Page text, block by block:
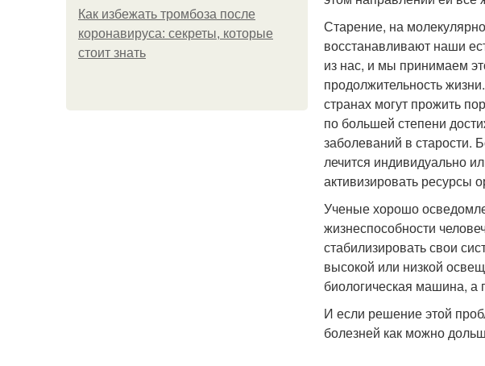
Как избежать тромбоза после
коронавируса: секреты, которые
стоит знать
Старение, на
восстанавливают наши
из нас, и мы принимаем
продолжительность
странах могут прожить
по большей степени
заболеваний в старости.
лечится индивидуально
активизировать ресурсы
Ученые хорошо
жизнеспособности
стабилизировать свои
высокой или низкой
биологическая машина, а
И если решение этой
болезней как можно